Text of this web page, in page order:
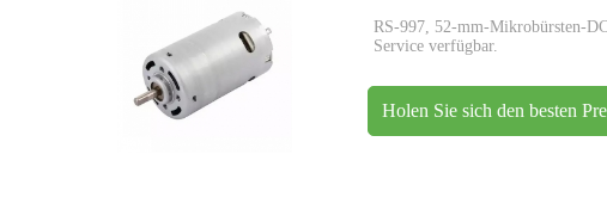
RS-997, 52-mm-Mikrobürsten-
Service verfügbar.
Holen Sie sich den besten